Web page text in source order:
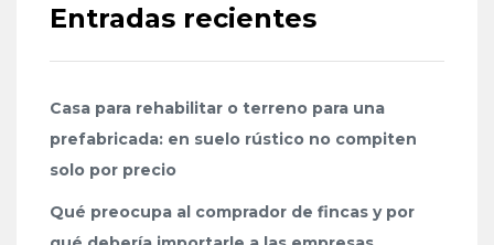
Entradas recientes
Casa para rehabilitar o terreno para una
prefabricada: en suelo rústico no compiten
solo por precio
Qué preocupa al comprador de fincas y por